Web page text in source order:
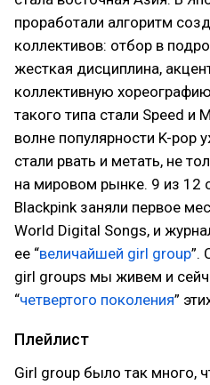
проработали алгоритм
коллективов: отбор в
жесткая дисциплина,
коллективную
такого типа стали Speed и
волне популярности K-pop
стали рвать и метать, не
на мировом рынке. 9 из 12
Blackpink заняли первое
World Digital Songs, и
ее “величайшей girl group”.
girl groups мы живем и
“четвертого поколения”
Плейлист
Girl group было так много,